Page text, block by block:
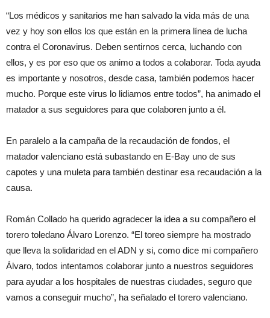
“Los médicos y sanitarios me han salvado la vida más de una
vez y hoy son ellos los que están en la primera línea de lucha
contra el Coronavirus. Deben sentirnos cerca, luchando con
ellos, y es por eso que os animo a todos a colaborar. Toda ayuda
es importante y nosotros, desde casa, también podemos hacer
mucho. Porque este virus lo lidiamos entre todos”, ha animado el
matador a sus seguidores para que colaboren junto a él.
En paralelo a la campaña de la recaudación de fondos, el
matador valenciano está subastando en E-Bay uno de sus
capotes y una muleta para también destinar esa recaudación a la
causa.
Román Collado ha querido agradecer la idea a su compañero el
torero toledano Álvaro Lorenzo. “El toreo siempre ha mostrado
que lleva la solidaridad en el ADN y si, como dice mi compañero
Álvaro, todos intentamos colaborar junto a nuestros seguidores
para ayudar a los hospitales de nuestras ciudades, seguro que
vamos a conseguir mucho”, ha señalado el torero valenciano.